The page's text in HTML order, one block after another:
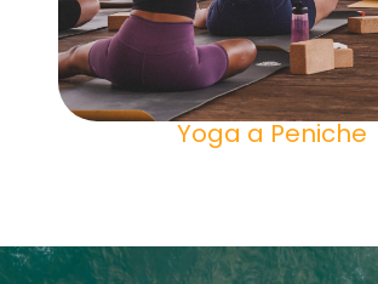
Yoga a Peniche